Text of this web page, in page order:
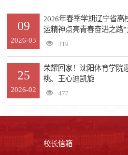
09
2026-03
2026年春季学期辽宁省
运精神点亮青春奋进之路
319
25
2026-02
荣耀回家！沈阳体育学院
桃、王心迪凯旋
477
校长信箱